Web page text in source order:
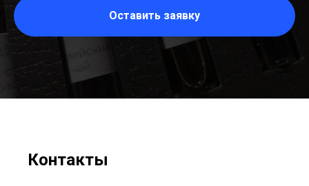
Оставить заявку
Контакты